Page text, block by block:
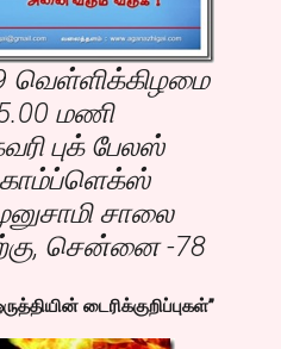
வெள்ளிக்கிழமை
மணி
புக் பேலஸ்
காம்ப்ளெக்ஸ்
சாலை
சென்னை -78
டைரிக்குறிப்புகள்”